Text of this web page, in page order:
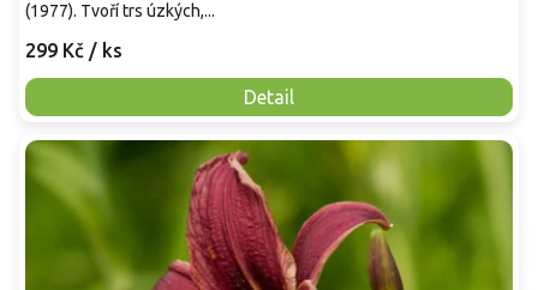
299 Kč / ks
Detail
(1977). Tvoří trs úzkých,...